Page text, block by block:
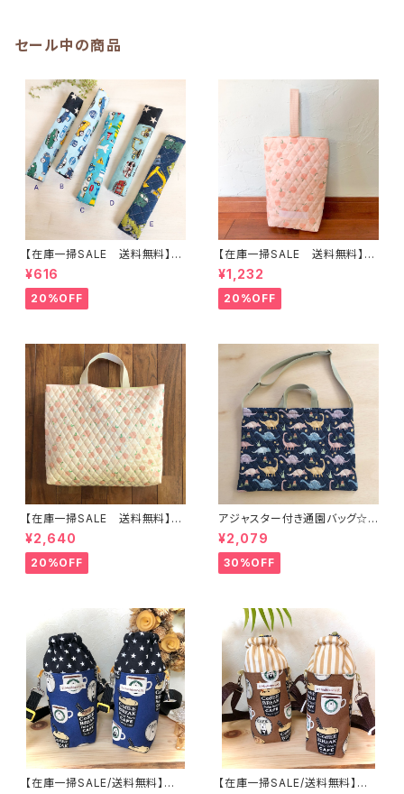
セール中の商品
【在庫一掃SALE 送料無料】も
こもこ水筒肩ひもカバー【はたら
く】 ★KS.10111314151617181
9 車 男の子 飛行機 くる
ま ｜通園通学用のかわいい巾
¥616
20%OFF
【在庫一掃SALE 送料無料】再
販/上靴入れ☆27×22マチ6cm
☆【ピーチ柄】 ★US.49 上履き
袋 上靴袋 桃 キルティング 裏
地付き ｜通園通学用のかわい
¥1,232
20%OFF
【在庫一掃SALE 送料無料】通
園バッグ☆32×43マチ6cm☆
【ピーチ柄】★TB.39 幼稚園バ
ッグ トートバッグ キルティン
グ レッスンバッグ 桃 女の
¥2,640
20%OFF
アジャスター付き通園バッグ☆3
0×43cm 【恐竜柄】 ★B. 13 男
の子 キルティング 絵本バッ
グ ダイナソー ｜通園通学用
のかわいい巾着袋や入園オーダ
¥2,079
30%OFF
【在庫一掃SALE/送料無料】洗
【在庫一掃SALE/送料無料】洗